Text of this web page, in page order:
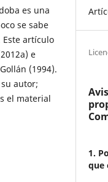
es una
se sabe
artículo
e
(1994).
autor;
el material
1.
que